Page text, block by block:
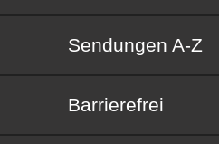
Sendungen von A
Sendungen A-Z
Barrierefrei
Barrierefrei